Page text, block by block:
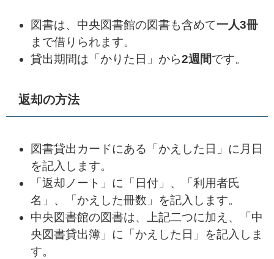
図書は、中央図書館の図書も含めて一人3冊
まで借りられます。
貸出期間は「かりた日」から2週間です。
返却の方法
図書貸出カードにある「かえした日」に月日
を記入します。
「返却ノート」に「日付」、「利用者氏
名」、「かえした冊数」を記入します。
中央図書館の図書は、上記二つに加え、「中
央図書貸出簿」に「かえした日」を記入しま
す。